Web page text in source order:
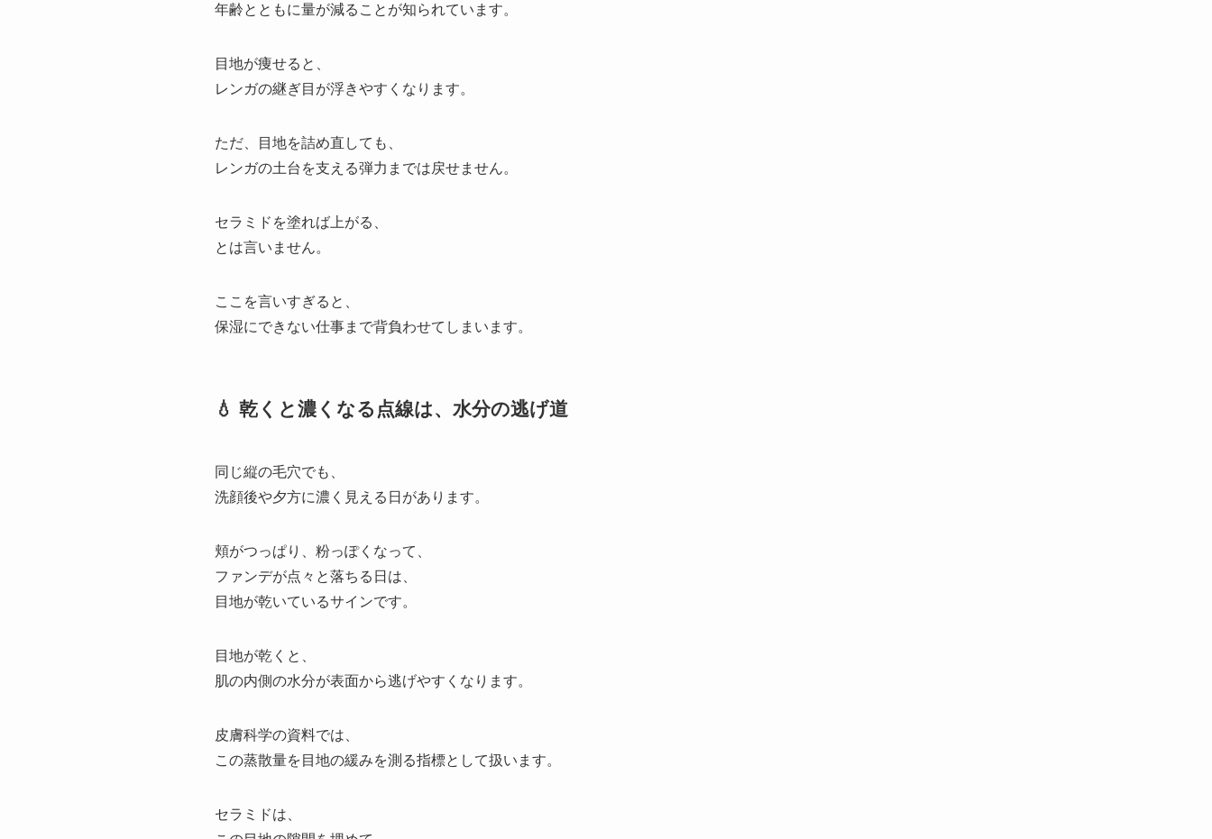
年齢とともに量が減ることが知られています。
目地が痩せると、
レンガの継ぎ目が浮きやすくなります。
ただ、目地を詰め直しても、
レンガの土台を支える弾力までは戻せません。
セラミドを塗れば上がる、
とは言いません。
ここを言いすぎると、
保湿にできない仕事まで背負わせてしまいます。
💧 乾くと濃くなる点線は、水分の逃げ道
同じ縦の毛穴でも、
洗顔後や夕方に濃く見える日があります。
頬がつっぱり、粉っぽくなって、
ファンデが点々と落ちる日は、
目地が乾いているサインです。
目地が乾くと、
肌の内側の水分が表面から逃げやすくなります。
皮膚科学の資料では、
この蒸散量を目地の緩みを測る指標として扱います。
セラミドは、